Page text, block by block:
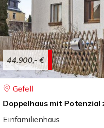
44.900,- €
Gefell
Doppelhaus mit Potenzial
Einfamilienhaus